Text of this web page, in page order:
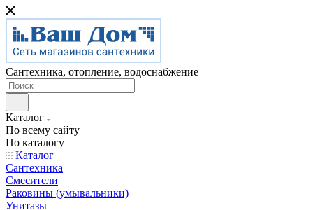
Сантехника, отопление, водоснабжение
Каталог
По всему сайту
По каталогу
Каталог
Сантехника
Смесители
Раковины (умывальники)
Унитазы